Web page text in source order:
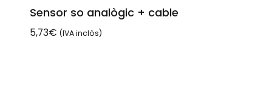
Sensor so analògic + cable
5,73€ (IVA inclòs)